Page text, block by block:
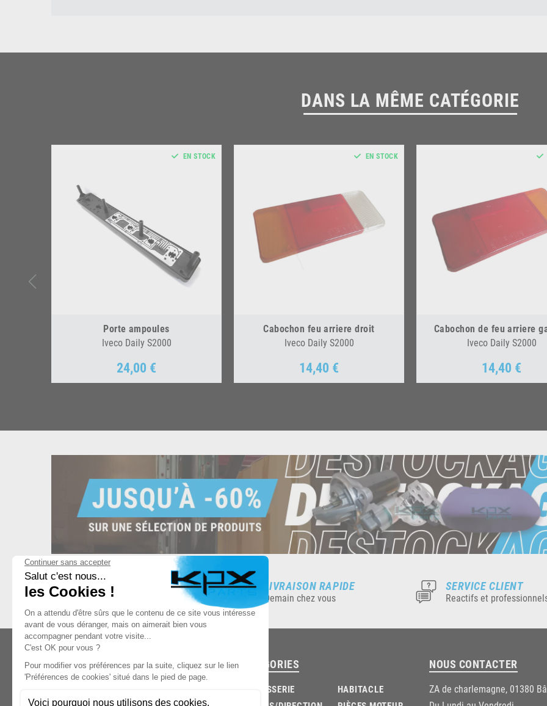
DANS LA MÊME CATÉGORIE
Porte ampoules
Iveco Daily S2000
Prix
24,00 €
EN STOCK
Cabochon feu arriere droit
Iveco Daily S2000
Prix
14,40 €
EN STOCK
Cabochon de feu arriere
Iveco Daily S2000
Prix
14,40 €
ESPACE DE STOCKAGE
8.500 produits en stock
LIVRAISON RAPIDE
Demain chez vous
SERVICE CLIENT
Reactifs et
CATÉGORIES
CARROSSERIE
HABITACLE
NOUS CONTACTER
ZA de charlemagne, 01380